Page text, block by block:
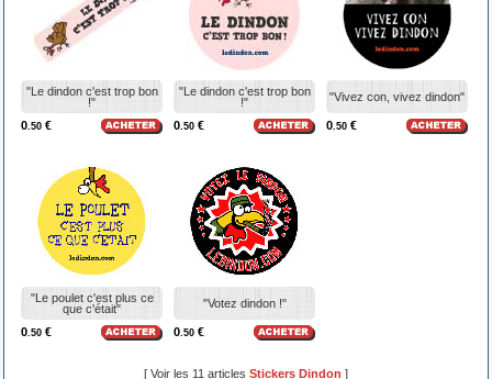
"Le dindon c'est trop bon
!"
0 .50 €
"Le dindon c'est trop bon
!"
0 .50 €
"Vivez con, vivez dindon"
0 .50 €
"Le poulet c'est plus ce
que c'était"
0 .50 €
"Votez dindon !"
0 .50 €
[ Voir les 11 articles Stickers Dindon ]